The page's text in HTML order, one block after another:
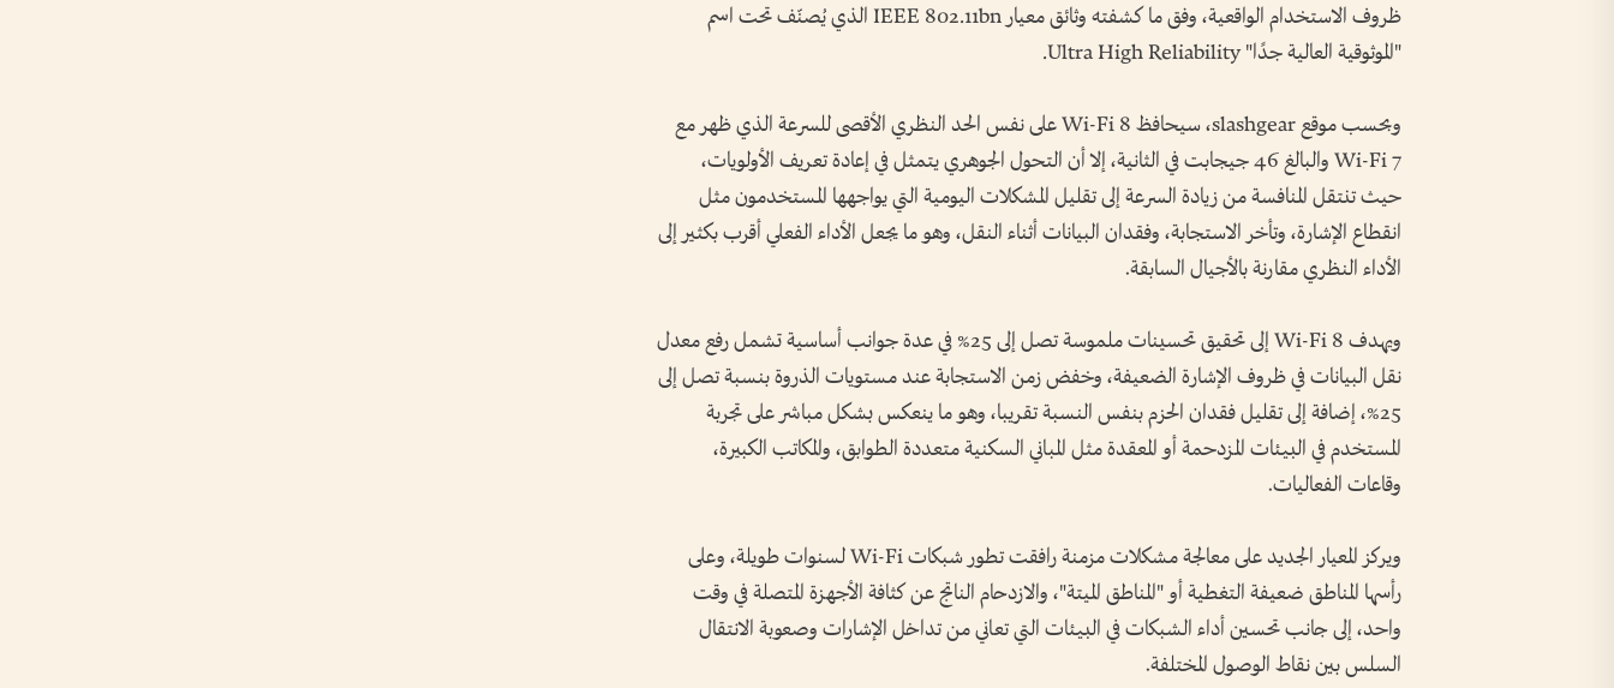
ظروف الاستخدام الواقعية، وفق ما كشفته وثائق معيار IEEE 802.11bn الذي يُصنّف تحت اسم
"الموثوقية العالية جدًا" Ultra High Reliability.
وبحسب موقع slashgear، سيحافظ Wi-Fi 8 على نفس الحد النظري الأقصى للسرعة الذي ظهر مع
Wi-Fi 7 والبالغ 46 جيجابت في الثانية، إلا أن التحول الجوهري يتمثل في إعادة تعريف الأولويات،
حيث تنتقل المنافسة من زيادة السرعة إلى تقليل المشكلات اليومية التي يواجهها المستخدمون مثل
انقطاع الإشارة، وتأخر الاستجابة، وفقدان البيانات أثناء النقل، وهو ما يجعل الأداء الفعلي أقرب بكثير إلى
الأداء النظري مقارنة بالأجيال السابقة.
ويهدف Wi-Fi 8 إلى تحقيق تحسينات ملموسة تصل إلى 25% في عدة جوانب أساسية تشمل رفع معدل
نقل البيانات في ظروف الإشارة الضعيفة، وخفض زمن الاستجابة عند مستويات الذروة بنسبة تصل إلى
25%، إضافة إلى تقليل فقدان الحزم بنفس النسبة تقريبا، وهو ما ينعكس بشكل مباشر على تجربة
المستخدم في البيئات المزدحمة أو المعقدة مثل المباني السكنية متعددة الطوابق، والمكاتب الكبيرة،
وقاعات الفعاليات.
ويركز المعيار الجديد على معالجة مشكلات مزمنة رافقت تطور شبكات Wi-Fi لسنوات طويلة، وعلى
رأسها المناطق ضعيفة التغطية أو "المناطق الميتة"، والازدحام الناتج عن كثافة الأجهزة المتصلة في وقت
واحد، إلى جانب تحسين أداء الشبكات في البيئات التي تعاني من تداخل الإشارات وصعوبة الانتقال
السلس بين نقاط الوصول المختلفة.